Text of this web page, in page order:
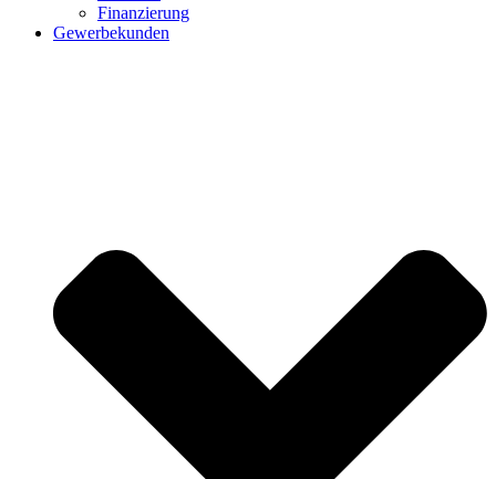
Finanzierung
Gewerbekunden